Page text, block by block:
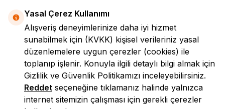
LokmanAVM
Yasal Çerez Kullanımı
Alışveriş deneyimlerinize daha iyi hizmet
sunabilmek için (KVKK) kişisel verileriniz yasal
düzenlemelere uygun çerezler (cookies) ile
toplanıp işlenir. Konuyla ilgili detaylı bilgi almak için
Gizlilik ve Güvenlik Politikamızı inceleyebilirsiniz.
Reddet seçeneğine tıklamanız halinde yalnızca
internet sitemizin çalışması için gerekli çerezler